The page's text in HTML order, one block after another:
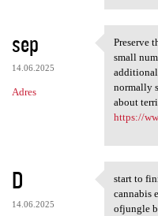
sep
14.06.2025
Adres
Preserve
small
normally
about
https://
D
14.06.2025
start to
start to
cannabis
ofjungle